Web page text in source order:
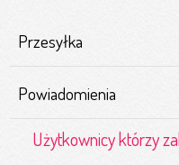
Przesyłka
Powiadomienia
Użytkownicy którzy